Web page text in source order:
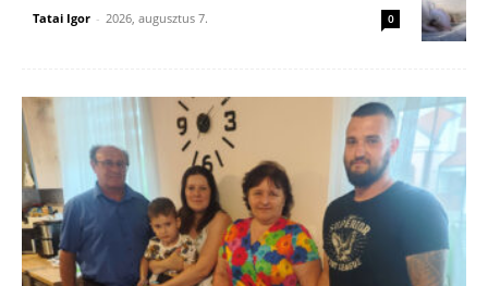
Tatai Igor - 2026, augusztus 7. 0